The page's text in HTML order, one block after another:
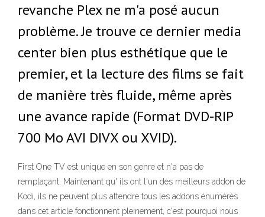
revanche Plex ne m'a posé aucun
problème. Je trouve ce dernier media
center bien plus esthétique que le
premier, et la lecture des films se fait
de manière très fluide, même après
une avance rapide (Format DVD-RIP
700 Mo AVI DIVX ou XVID).
First One TV est unique en son genre et n'a pas de
remplaçant. Maintenant qu' ils ont l'un des meilleurs addon de
Kodi, ils ne peuvent plus attendre tous les addons énumérés
dans cet article fonctionnent pleinement, c'est pourquoi nous